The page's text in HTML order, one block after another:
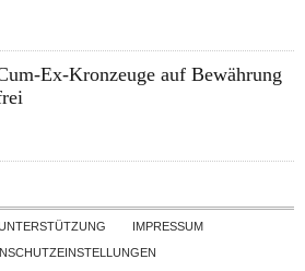
Ex-Kronzeuge auf Bewährung
Skip to contentIMPRESSUM